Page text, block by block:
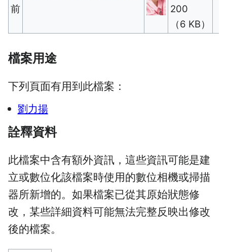
前
200​
（6 KB）
檔案用途
下列頁面有用到此檔案：
劉力揚
詮釋資料
此檔案中含有額外資訊，這些資訊可能是建
立或數位化該檔案時使用的數位相機或掃描
器所新增的。如果檔案已從其原始狀態修
改，某些詳細資料可能無法完整反映出修改
後的檔案。